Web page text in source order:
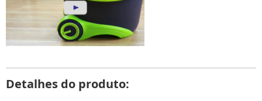
Detalhes do produto: